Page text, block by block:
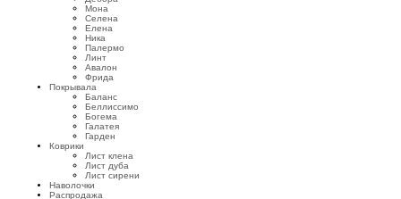
Мона
Селена
Елена
Ника
Палермо
Линт
Авалон
Фрида
Покрывала
Баланс
Беллиссимо
Богема
Галатея
Гарден
Коврики
Лист клена
Лист дуба
Лист сирени
Наволочки
Распродажа